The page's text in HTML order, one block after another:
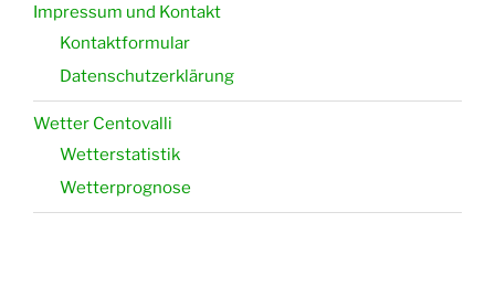
Impressum und Kontakt
Kontaktformular
Datenschutzerklärung
Wetter Centovalli
Wetterstatistik
Wetterprognose